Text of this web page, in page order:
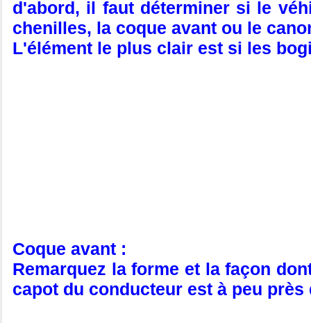
d'abord, il faut déterminer si le
chenilles, la coque avant ou le
L'élément le plus clair est si les
Coque avant :
Remarquez la forme et la façon
capot du conducteur est à peu